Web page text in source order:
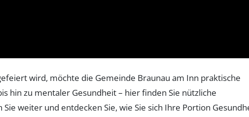
wird, möchte die Gemeinde Braunau am Inn praktische
hin zu mentaler Gesundheit – hier finden Sie nützliche
weiter und entdecken Sie, wie Sie sich Ihre Portion